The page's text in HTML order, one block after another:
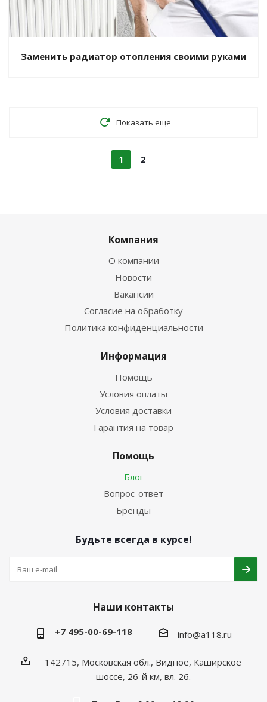
Заменить радиатор отопления своими руками
Показать еще
1 2
Компания
О компании
Новости
Вакансии
Согласие на обработку
Политика конфиденциальности
Информация
Помощь
Условия оплаты
Условия доставки
Гарантия на товар
Помощь
Блог
Вопрос-ответ
Бренды
Будьте всегда в курсе!
Наши контакты
+7 495-00-69-118 info@a118.ru
142715, Московская обл., Видное, Каширское
шоссе, 26-й км, вл. 26.